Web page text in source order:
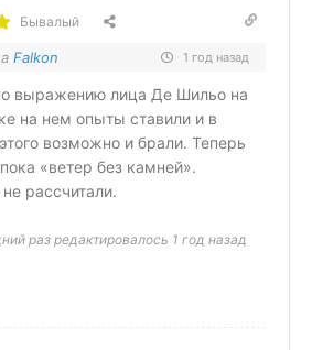
Бывалый
Falkon 1 год назад
выражению лица Де Шильо на
на нем опыты ставили и в
возможно и брали. Теперь
«ветер без камней».
рассчитали.
раз редактировалось 1 год назад